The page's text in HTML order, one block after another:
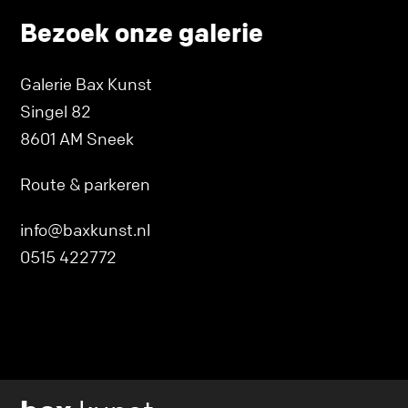
Bezoek onze galerie
Galerie Bax Kunst
Singel 82
8601 AM Sneek
Route & parkeren
info@baxkunst.nl
0515 422772